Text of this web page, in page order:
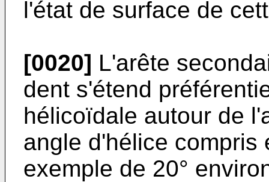
l'état de surface de
[0020] L'arête
dent s'étend
hélicoïdale autour de
angle d'hélice compris
exemple de 20°